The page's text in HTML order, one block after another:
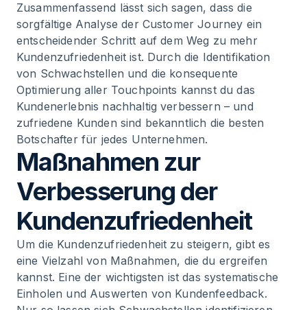
Zusammenfassend lässt sich sagen, dass die
sorgfältige Analyse der Customer Journey ein
entscheidender Schritt auf dem Weg zu mehr
Kundenzufriedenheit ist. Durch die Identifikation
von Schwachstellen und die konsequente
Optimierung aller Touchpoints kannst du das
Kundenerlebnis nachhaltig verbessern – und
zufriedene Kunden sind bekanntlich die besten
Botschafter für jedes Unternehmen.
Maßnahmen zur
Verbesserung der
Kundenzufriedenheit
Um die Kundenzufriedenheit zu steigern, gibt es
eine Vielzahl von Maßnahmen, die du ergreifen
kannst. Eine der wichtigsten ist das systematische
Einholen und Auswerten von Kundenfeedback.